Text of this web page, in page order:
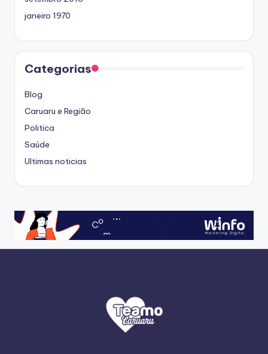
janeiro 1970
Categorias
Blog
Caruaru e Região
Politica
Saúde
Ultimas noticias